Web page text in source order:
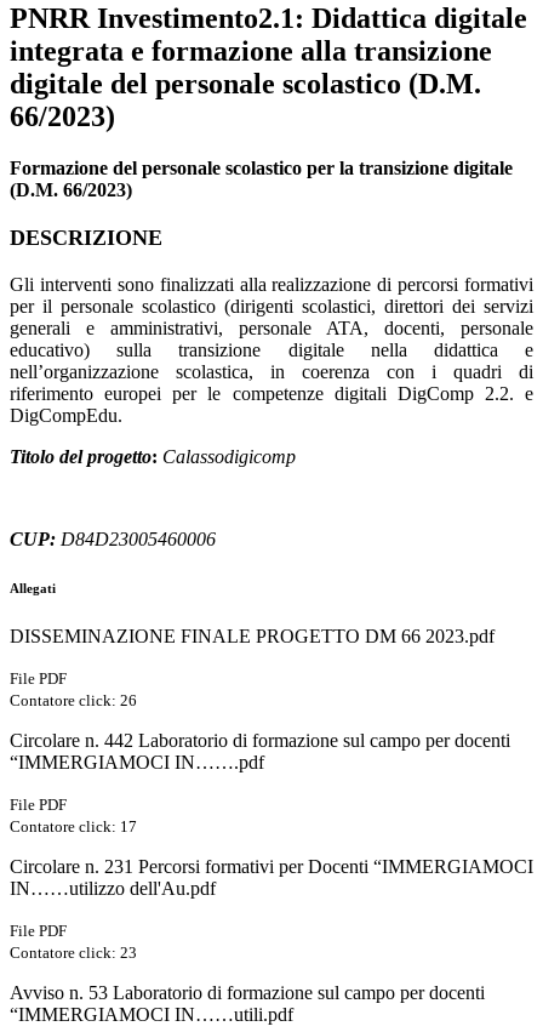
PNRR Investimento2.1: Didattica digitale
integrata e formazione alla transizione
digitale del personale scolastico (D.M.
66/2023)
Formazione del personale scolastico per la transizione digitale
(D.M. 66/2023)
DESCRIZIONE
Gli interventi sono finalizzati alla realizzazione di percorsi formativi
per il personale scolastico (dirigenti scolastici, direttori dei servizi
generali e amministrativi, personale ATA, docenti, personale
educativo) sulla transizione digitale nella didattica e
nell’organizzazione scolastica, in coerenza con i quadri di
riferimento europei per le competenze digitali DigComp 2.2. e
DigCompEdu.
Titolo del progetto: Calassodigicomp
CUP: D84D23005460006
Allegati
DISSEMINAZIONE FINALE PROGETTO DM 66 2023.pdf
File PDF
Contatore click: 26
Circolare n. 442 Laboratorio di formazione sul campo per docenti
“IMMERGIAMOCI IN…….pdf
File PDF
Contatore click: 17
Circolare n. 231 Percorsi formativi per Docenti “IMMERGIAMOCI
IN……utilizzo dell'Au.pdf
File PDF
Contatore click: 23
Avviso n. 53 Laboratorio di formazione sul campo per docenti
“IMMERGIAMOCI IN……utili.pdf